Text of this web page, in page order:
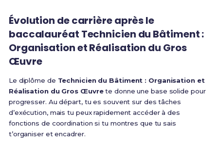
Évolution de carrière après le
baccalauréat Technicien du Bâtiment :
Organisation et Réalisation du Gros
Œuvre
Le diplôme de Technicien du Bâtiment : Organisation et
Réalisation du Gros Œuvrete donne une base solide pour
progresser. Au départ, tu es souvent sur des tâches
d’exécution, mais tu peux rapidement accéder à des
fonctions de coordination si tu montres que tu sais
t’organiser et encadrer.